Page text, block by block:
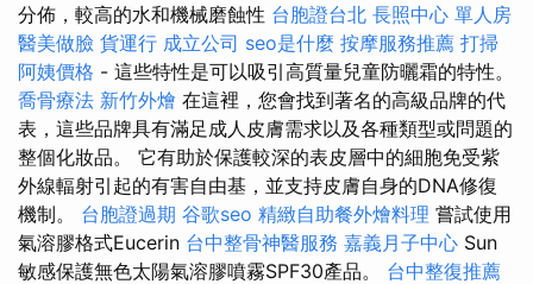
分佈，較高的水和機械磨蝕性 台胞證台北 長照中心 單人房
醫美做臉 貨運行 成立公司 seo是什麼 按摩服務推薦 打掃
阿姨價格 - 這些特性是可以吸引高質量兒童防曬霜的特性。
喬骨療法 新竹外燴 在這裡，您會找到著名的高級品牌的代
表，這些品牌具有滿足成人皮膚需求以及各種類型或問題的
整個化妝品。 它有助於保護較深的表皮層中的細胞免受紫
外線輻射引起的有害自由基，並支持皮膚自身的DNA修復
機制。 台胞證過期 谷歌seo 精緻自助餐外燴料理 嘗試使用
氣溶膠格式Eucerin 台中整骨神醫服務 嘉義月子中心 Sun
敏感保護無色太陽氣溶膠噴霧SPF30產品。 台中整復推薦